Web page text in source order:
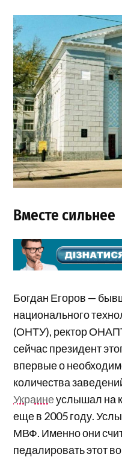
Вместе сильнее
Богдан Егоров —
национального
(ОНТУ), ректор
сейчас президент
впервые о
количества
Украинеуслышал на
еще в 2005 году.
МВФ. Именно они
педалировать этот